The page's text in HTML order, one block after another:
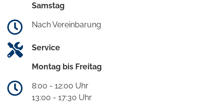
Samstag
Nach Vereinbarung
Service
Montag bis Freitag
8:00 - 12:00 Uhr
13:00 - 17:30 Uhr